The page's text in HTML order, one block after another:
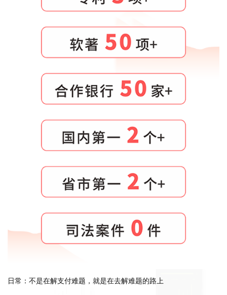
日常：不是在解支付难题，就是在去解难题的路上